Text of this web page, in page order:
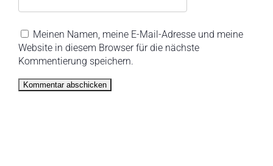
Meinen Namen, meine E-Mail-Adresse und meine
Website in diesem Browser für die nächste
Kommentierung speichern.